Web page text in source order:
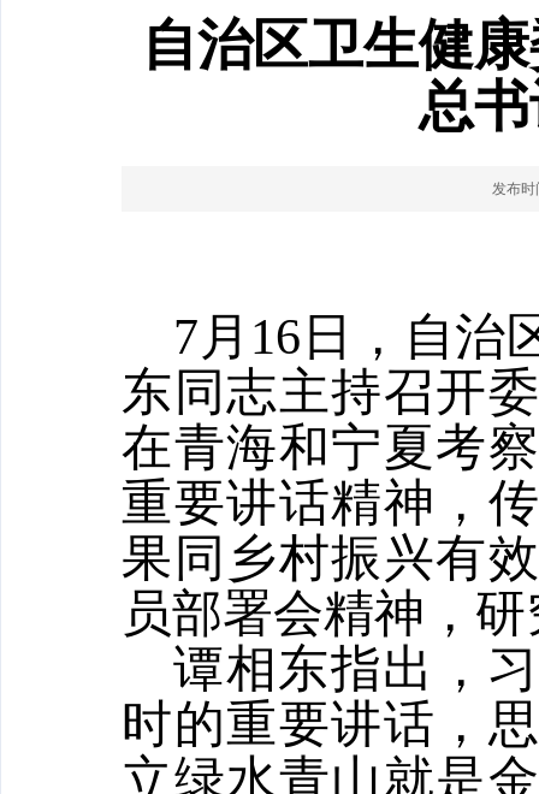
自治区卫生健
总
发布时
7 月 16 日，自治
东同志主持召开
在青海和宁夏考
重要讲话精神，
果同乡村振兴有
员部署会精神，
谭相东指出，
时的重要讲话，
立绿水青山就是